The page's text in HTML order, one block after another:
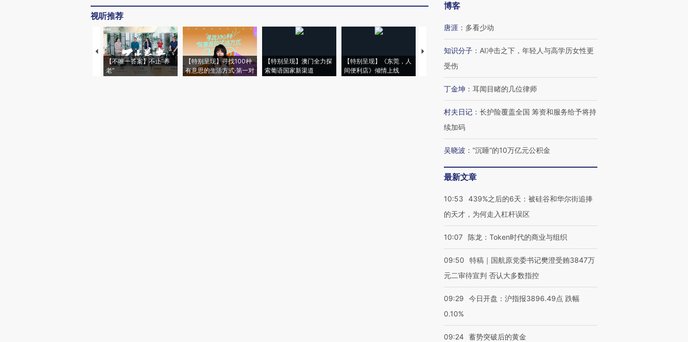
视听推荐
【不唯一答案】不止“养
老”
【特别呈现】寻找100种
有意思的生活方式·第一对
【特别呈现】澳门全力探
索葡语国家新渠道
【特别呈现】《东莞，人
间便利店》倾情上线
【推广】走进第四届链博
会，让数智科技“链”接产
【商旅对话】华住集团
博客
唐涯 ： 多看少动
知识分子 ： AI冲击之下，年轻人与高学历女性更
受伤
丁金坤 ： 耳闻目睹的几位律师
村夫日记 ： 长护险覆盖全国 筹资和服务给予将持
续加码
吴晓波 ： “沉睡”的10万亿元公积金
最新文章
10:53
439%之后的6天：被硅谷和华尔街追捧
的天才，为何走入杠杆误区
10:07 陈龙：Token时代的商业与组织
09:50
特稿｜国航原党委书记樊澄受贿3847万
元二审待宣判 否认大多数指控
09:29
今日开盘：沪指报3896.49点 跌幅
0.10%
09:24 蓄势突破后的黄金